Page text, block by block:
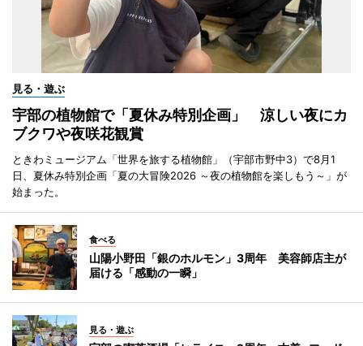
見る・遊ぶ
宇部の植物館で「夏休み特別企画」 涼しい夜にカ
ブクワや夜咲花観賞
ときわミュージアム「世界を旅する植物館」（宇部市野中3）で8月1
日、夏休み特別企画「夏の大冒険2026 ～夜の植物館を楽しもう～」が
始まった。
食べる
山陽小野田「銀のホルモン」3周年 美容師店主が
届ける「感動の一瞬」
見る・遊ぶ